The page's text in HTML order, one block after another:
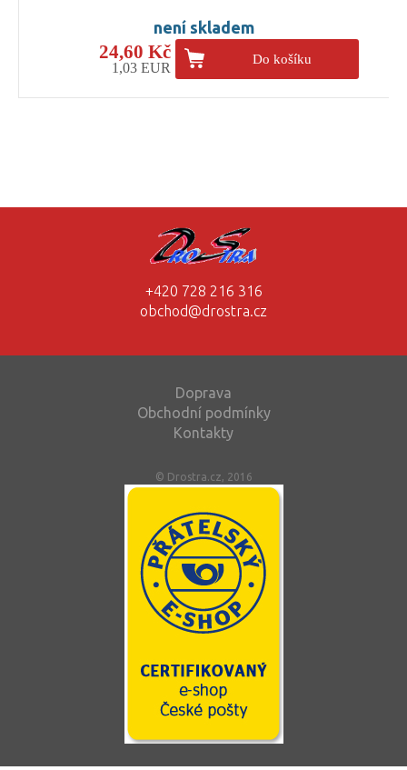
není skladem
24,60 Kč
1,03 EUR
Do košíku
+420 728 216 316
obchod@drostra.cz
Doprava
Obchodní podmínky
Kontakty
© Drostra.cz, 2016